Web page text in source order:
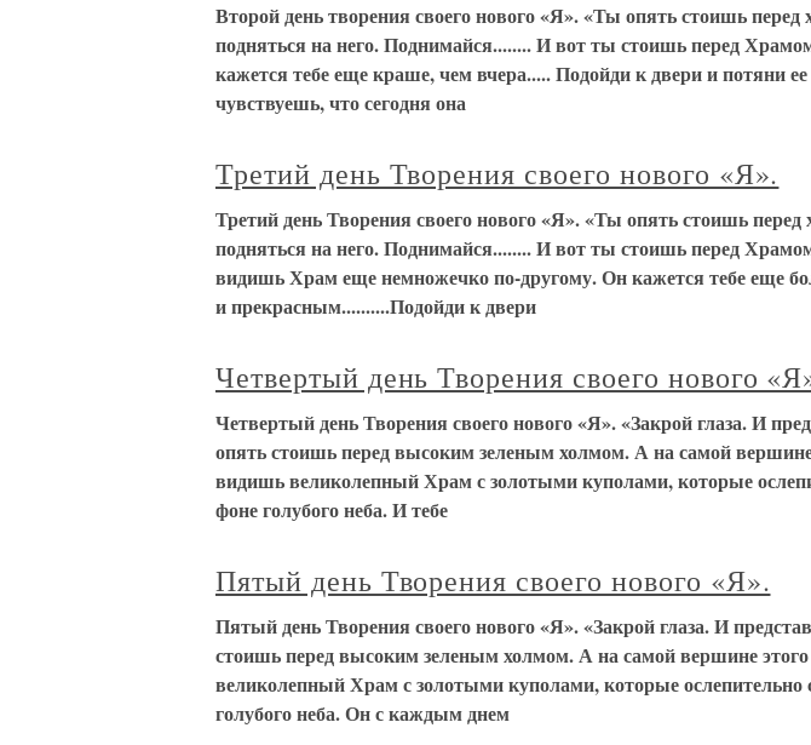
Второй день творения своего нового «Я». «Ты опять стоишь перед
подняться на него. Поднимайся........ И вот ты стоишь перед
кажется тебе еще краше, чем вчера..... Подойди к двери и потяни
чувствуешь, что сегодня она
Третий день Творения своего нового «Я».
Третий день Творения своего нового «Я». «Ты опять стоишь перед
подняться на него. Поднимайся........ И вот ты стоишь перед
видишь Храм еще немножечко по-другому. Он кажется тебе еще
и прекрасным..........Подойди к двери
Четвертый день Творения своего нового
Четвертый день Творения своего нового «Я». «Закрой глаза. И
опять стоишь перед высоким зеленым холмом. А на самой
видишь великолепный Храм с золотыми куполами, которые
фоне голубого неба. И тебе
Пятый день Творения своего нового «Я».
Пятый день Творения своего нового «Я». «Закрой глаза. И
стоишь перед высоким зеленым холмом. А на самой вершине
великолепный Храм с золотыми куполами, которые ослепительно
голубого неба. Он с каждым днем